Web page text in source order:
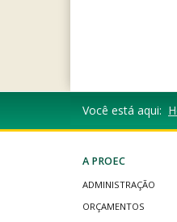
Você está aqui:
A PROEC
ADMINISTRAÇÃO
ORÇAMENTOS